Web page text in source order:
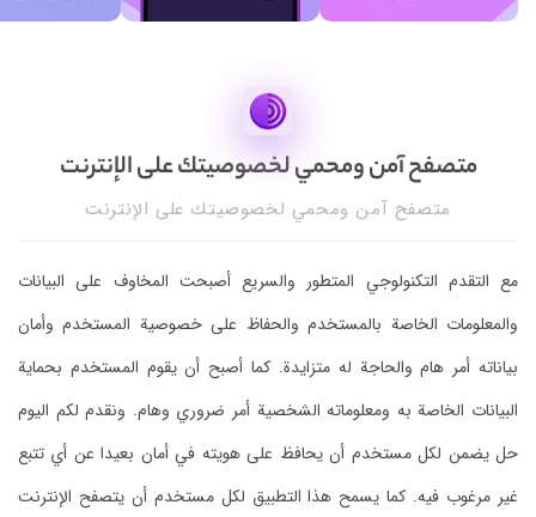
متصفح آمن ومحمي لخصوصيتك على الإنترنت
متصفح آمن ومحمي لخصوصيتك على الإنترنت
مع التقدم التكنولوجي المتطور والسريع أصبحت المخاوف على البيانات
والمعلومات الخاصة بالمستخدم والحفاظ على خصوصية المستخدم وأمان
بياناته أمر هام والحاجة له متزايدة. كما أصبح أن يقوم المستخدم بحماية
البيانات الخاصة به ومعلوماته الشخصية أمر ضروري وهام. ونقدم لكم اليوم
حل يضمن لكل مستخدم أن يحافظ على هويته في أمان بعيدا عن أي تتبع
غير مرغوب فيه. كما يسمح هذا التطبيق لكل مستخدم أن يتصفح الإنترنت